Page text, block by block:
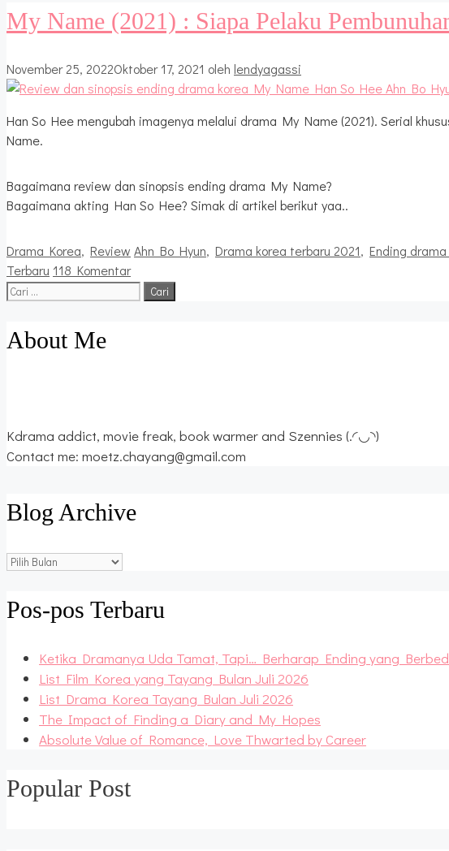
My Name (2021) : Siapa Pelaku
November 25, 2022Oktober 17, 2021 oleh lendyagassi
Han So Hee mengubah imagenya melalui drama My Name (2021). Serial
Name.
Bagaimana review dan sinopsis ending drama My Name?
Bagaimana akting Han So Hee? Simak di artikel berikut yaa..
Kategori
Drama Korea, Review Tag
Ahn Bo Hyun, Drama korea terbaru 2021, Ending
Terbaru 118 Komentar
Cari
About Me
Kdrama addict, movie freak, book warmer and Szennies (.◜◡◝)
Contact me: moetz.chayang@gmail.com
Blog Archive
Blog
Pos-pos Terbaru
Ketika Dramanya Uda Tamat, Tapi… Berharap Ending yang
List Film Korea yang Tayang Bulan Juli 2026
List Drama Korea Tayang Bulan Juli 2026
The Impact of Finding a Diary and My Hopes
Absolute Value of Romance, Love Thwarted by Career
Popular Post